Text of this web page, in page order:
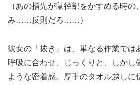
（あの指先が鼠径部をかすめる時
み……反則だろ……）
彼女の「抜き」は、単なる作業では
呼吸に合わせ、じっくりと、しかし
ような密着感。厚手のタオル越しに